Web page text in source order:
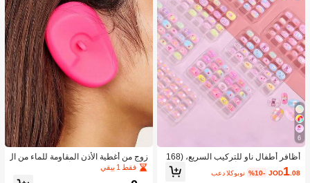
6
أظافر أطفال ناو للتركيب السريع، (168
قطعة و 24 قطعة) أظافر صناعية مسبقة
اللصق للأطفال، مجموعة أظافر صناعية
JOD1.08
%10- بعد الكوبون
زوج من أغطية الأذن المقاومة للماء من ال
سيليكون لصبغ الشعر، أداة تصفيف الشع
فقط 1 بيقي